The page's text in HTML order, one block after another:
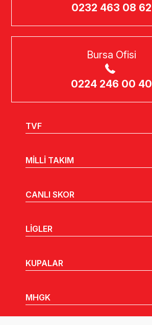
0232 463 08 62
Bursa Ofisi
0224 246 00 40
TVF
MİLLİ TAKIM
CANLI SKOR
LİGLER
KUPALAR
MHGK